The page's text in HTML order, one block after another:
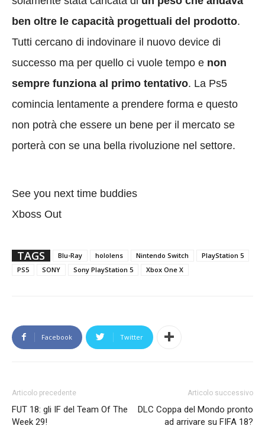
ben oltre le capacità progettuali del prodotto.
Tutti cercano di indovinare il nuovo device di
successo ma per quello ci vuole tempo e non
sempre funziona al primo tentativo. La Ps5
comincia lentamente a prendere forma e questo
non potrà che essere un bene per il mercato se
porterà con se una bella rivoluzione nel settore.
See you next time buddies
Xboss Out
TAGS Blu-Ray hololens Nintendo Switch
PlayStation 5
PS5
SONY Sony PlayStation 5 Xbox One X
Facebook Twitter
Articolo precedente
FUT 18: gli IF del Team Of The
Week 29!
Articolo successivo
DLC Coppa del Mondo pronto
ad arrivare su FIFA 18?